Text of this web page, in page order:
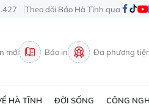
Theo dõi Báo Hà Tĩnh qua
mới Báo in Đa phương
HÀ TĨNH ĐỜI SỐNG CÔNG